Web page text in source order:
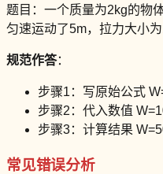
题目：一个质量为2kg的物
匀速运动了5m，拉力大小
规范作答：
步骤1：写原始公式
步骤2：代入数值
步骤3：计算结果
常见错误分析